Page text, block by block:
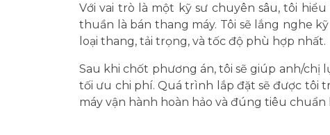
Với vai trò là một kỹ sư chuyên sâu, tôi
thuần là bán thang máy. Tôi sẽ lắng nghe
loại thang, tải trọng, và tốc độ phù hợp nhất.
Sau khi chốt phương án, tôi sẽ giúp anh/
tối ưu chi phí. Quá trình lắp đặt sẽ được tôi
máy vận hành hoàn hảo và đúng tiêu chuẩn